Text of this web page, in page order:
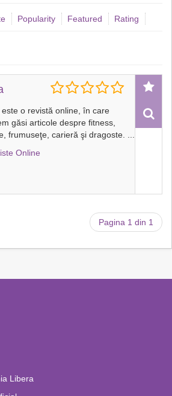
Popularity Featured Rating
este o revistă online, în care
găsi articole despre fitness,
frumuseţe, carieră şi dragoste.
Online
Pagina 1 din 1
Libera